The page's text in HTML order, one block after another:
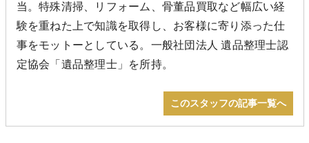
当。特殊清掃、リフォーム、骨董品買取など幅広い経
験を重ねた上で知識を取得し、お客様に寄り添った仕
事をモットーとしている。一般社団法人 遺品整理士認
定協会「遺品整理士」を所持。
このスタッフの記事一覧へ